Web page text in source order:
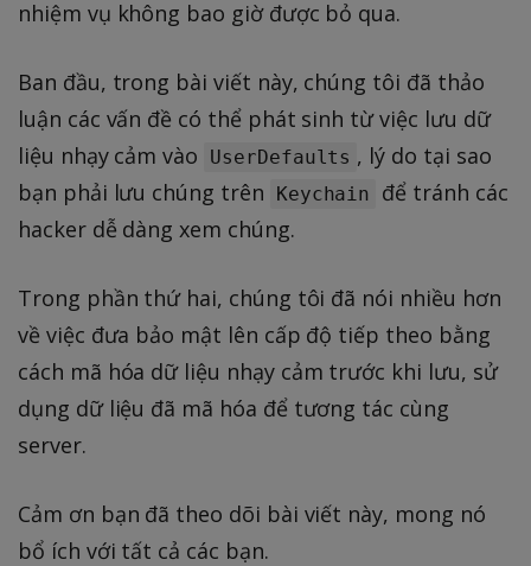
nhiệm vụ không bao giờ được bỏ qua.
Ban đầu, trong bài viết này, chúng tôi đã thảo
luận các vấn đề có thể phát sinh từ việc lưu dữ
liệu nhạy cảm vào
UserDefaults , lý do tại sao
bạn phải lưu chúng trên
Keychain
để tránh các
hacker dễ dàng xem chúng.
Trong phần thứ hai, chúng tôi đã nói nhiều hơn
về việc đưa bảo mật lên cấp độ tiếp theo bằng
cách mã hóa dữ liệu nhạy cảm trước khi lưu, sử
dụng dữ liệu đã mã hóa để tương tác cùng
server.
Cảm ơn bạn đã theo dõi bài viết này, mong nó
bổ ích với tất cả các bạn.